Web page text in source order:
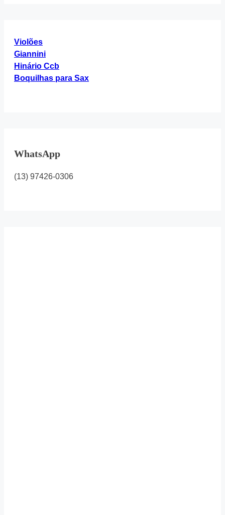
Violões
Giannini
Hinário Ccb
Boquilhas para Sax
WhatsApp
(13) 97426-0306